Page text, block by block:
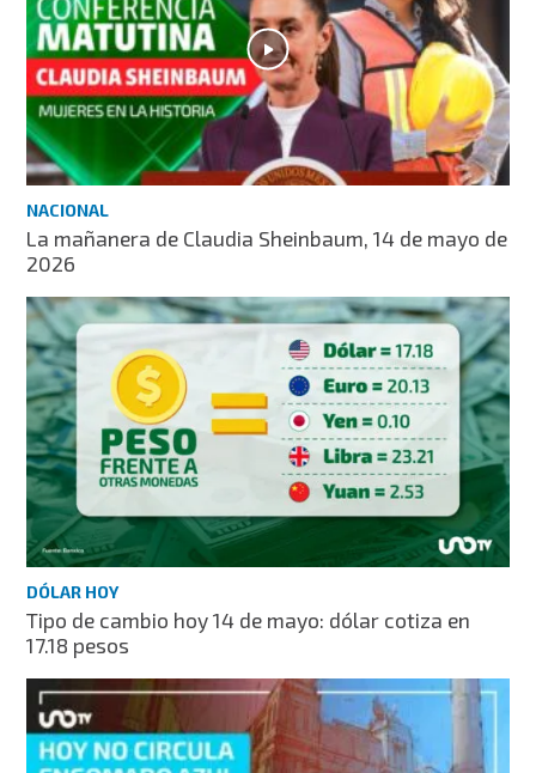
NACIONAL
La mañanera de Claudia Sheinbaum, 14 de mayo de
2026
DÓLAR HOY
Tipo de cambio hoy 14 de mayo: dólar cotiza en
17.18 pesos